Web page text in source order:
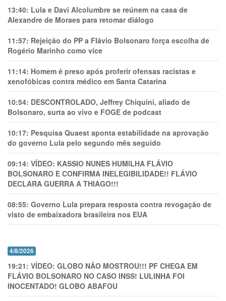
13:40: Lula e Davi Alcolumbre se reúnem na casa de
Alexandre de Moraes para retomar diálogo
11:57: Rejeição do PP a Flávio Bolsonaro força escolha de
Rogério Marinho como vice
11:14: Homem é preso após proferir ofensas racistas e
xenofóbicas contra médico em Santa Catarina
10:54: DESCONTROLADO, Jeffrey Chiquini, aliado de
Bolsonaro, surta ao vivo e FOGE de podcast
10:17: Pesquisa Quaest aponta estabilidade na aprovação
do governo Lula pelo segundo mês seguido
09:14: VÍDEO: KASSIO NUNES HUMlLHA FLÁVIO
BOLSONARO E CONFIRMA INELEGIBILIDADE!! FLÁVIO
DECLARA GUERRA A THIAGO!!!
08:55: Governo Lula prepara resposta contra revogação de
visto de embaixadora brasileira nos EUA
4/8/2026
19:21: VÍDEO: GLOBO NÃO MOSTROU!!! PF CHEGA EM
FLÁVIO BOLSONARO NO CASO INSS! LULINHA FOI
INOCENTADO! GLOBO ABAFOU